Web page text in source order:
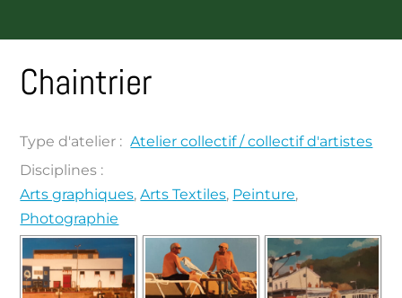
Chaintrier
Type d'atelier : Atelier collectif / collectif d'artistes
Disciplines :
Arts graphiques,Arts Textiles, Peinture,
Photographie